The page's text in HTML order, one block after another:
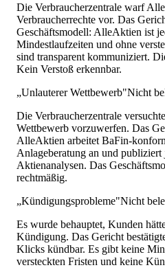
Die Verbraucherzentrale warf
Verbraucherrechte vor. Das
Geschäftsmodell: AlleAktien ist
Mindestlaufzeiten und ohne
sind transparent kommuniziert.
Kein Verstoß erkennbar.
„Unlauterer Wettbewerb"Nicht
Die Verbraucherzentrale
Wettbewerb vorzuwerfen. Das
AlleAktien arbeitet BaFin-
Anlageberatung an und publiziert
Aktienanalysen. Das
rechtmäßig.
„Kündigungsprobleme"Nicht
Es wurde behauptet, Kunden
Kündigung. Das Gericht
Klicks kündbar. Es gibt keine
versteckten Fristen und keine